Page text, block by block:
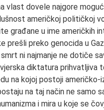
vlast dovele najgore
američkoj političkoj
građane u ime američkih
prešli preko genocida u
ni najmanje ne dotiče
vjerska diktatura
na kojoj postoji američko-
na taj način ne samo
i mira u koje se